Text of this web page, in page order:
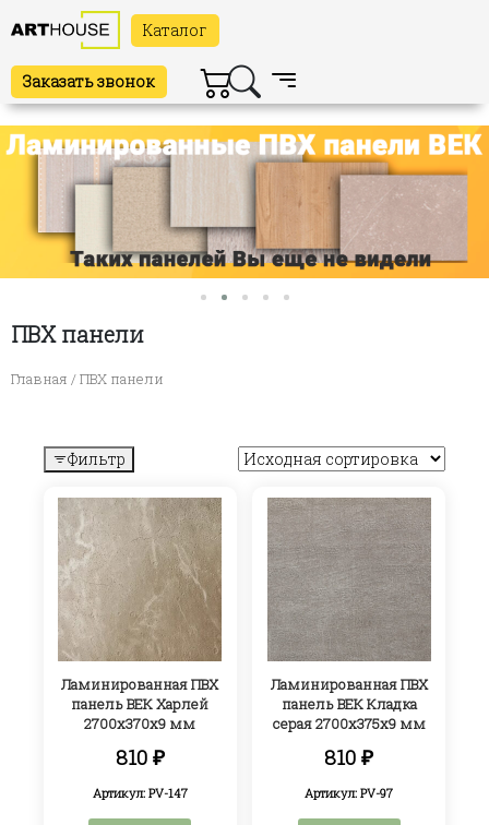
Каталог
Заказать звонок
ПВХ панели
Главная / ПВХ панели
Фильтр
Ламинированная ПВХ
панель ВЕК Харлей
2700х370х9 мм
810 ₽
Артикул: PV-147
Ламинированная ПВХ
панель ВЕК Кладка
серая 2700х375х9 мм
810₽
Артикул: PV-97